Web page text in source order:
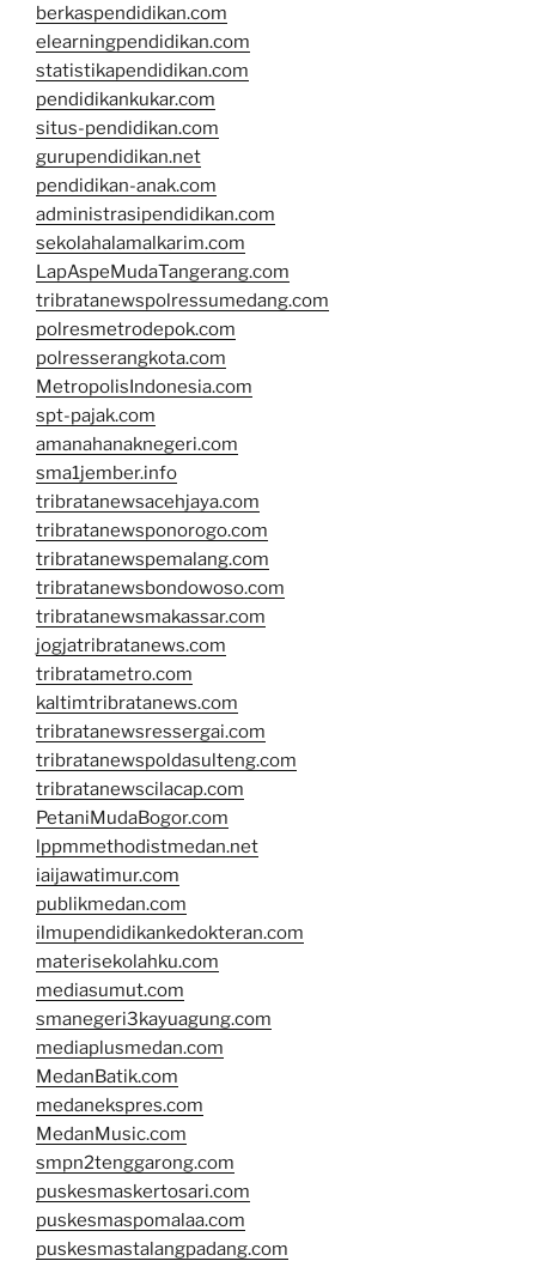
berkaspendidikan.com
elearningpendidikan.com
statistikapendidikan.com
pendidikankukar.com
situs-pendidikan.com
gurupendidikan.net
pendidikan-anak.com
administrasipendidikan.com
sekolahalamalkarim.com
LapAspeMudaTangerang.com
tribratanewspolressumedang.com
polresmetrodepok.com
polresserangkota.com
MetropolisIndonesia.com
spt-pajak.com
amanahanaknegeri.com
sma1jember.info
tribratanewsacehjaya.com
tribratanewsponorogo.com
tribratanewspemalang.com
tribratanewsbondowoso.com
tribratanewsmakassar.com
jogjatribratanews.com
tribratametro.com
kaltimtribratanews.com
tribratanewsressergai.com
tribratanewspoldasulteng.com
tribratanewscilacap.com
PetaniMudaBogor.com
lppmmethodistmedan.net
iaijawatimur.com
publikmedan.com
ilmupendidikankedokteran.com
materisekolahku.com
mediasumut.com
smanegeri3kayuagung.com
mediaplusmedan.com
MedanBatik.com
medanekspres.com
MedanMusic.com
smpn2tenggarong.com
puskesmaskertosari.com
puskesmaspomalaa.com
puskesmastalangpadang.com